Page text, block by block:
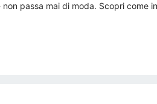
passa mai di moda. Scopri come